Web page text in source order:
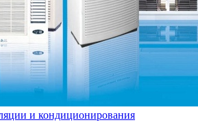
и кондиционирования